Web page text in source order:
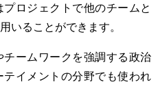
ロジェクトで他のチームと
いることができます。
ームワークを強調する政治
イメントの分野でも使われ